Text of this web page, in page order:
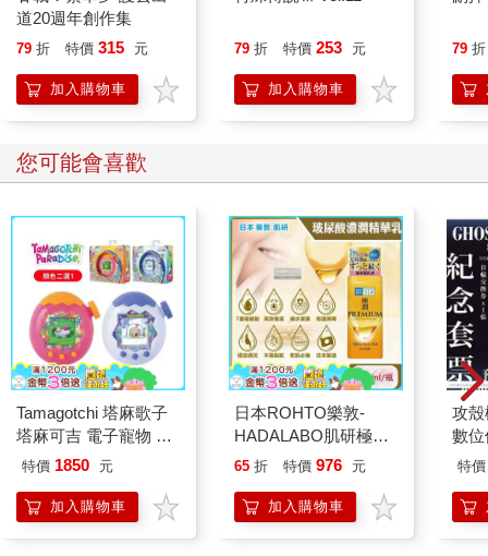
道20週年創作集
79 折 特價 315 元
加入購物車
79 折 特價 253 元
加入購物車
79 折
您可能會喜歡
Tamagotchi 塔麻歌子
塔麻可吉 電子寵物 樂
園系列（熱帶橙果／極
特價 1850 元
加入購物車
日本ROHTO樂敦-
HADALABO肌研極潤
金緻7重玻尿酸高效保
140ml/金瓶(Premium
臉部肌膚護理乳霜,素
65 折 特價 976 元
加入購物車
攻殼
數
特價